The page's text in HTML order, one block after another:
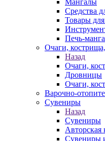
Мангалы
Средства
Товары
Печь-
Очаги,
Назад
Очаги,
Дровницы
Очаги,
Варочно-
Сувениры
Назад
Сувениры
Авторская
Сувениры